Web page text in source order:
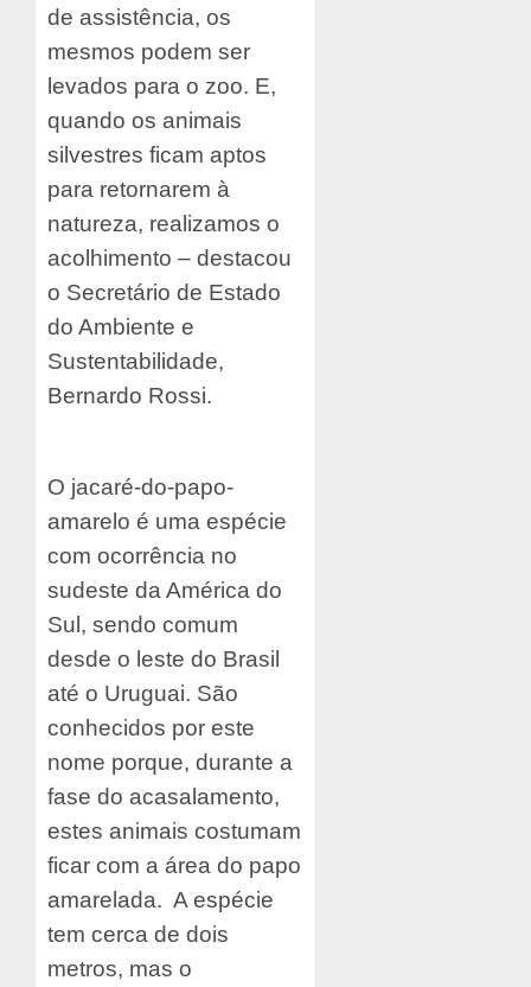
de assistência, os
mesmos podem ser
levados para o zoo. E,
quando os animais
silvestres ficam aptos
para retornarem à
natureza, realizamos o
acolhimento – destacou
o Secretário de Estado
do Ambiente e
Sustentabilidade,
Bernardo Rossi.
O jacaré-do-papo-
amarelo é uma espécie
com ocorrência no
sudeste da América do
Sul, sendo comum
desde o leste do Brasil
até o Uruguai. São
conhecidos por este
nome porque, durante a
fase do acasalamento,
estes animais costumam
ficar com a área do papo
amarelada. A espécie
tem cerca de dois
metros, mas o